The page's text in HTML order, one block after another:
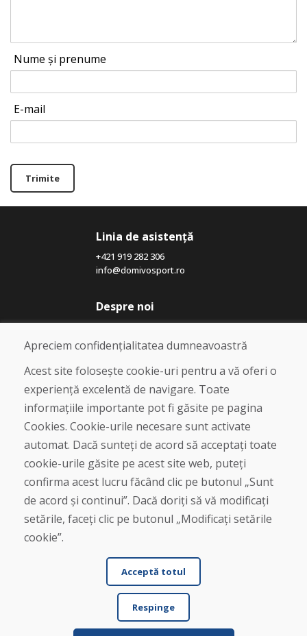
Nume și prenume
E-mail
Trimite
Linia de asistență
+421 919 282 306
info@domivosport.ro
Despre noi
Blog
Despre noi
Magazin
Contact
Cumpărare
Magazin online
Livrare și plată
Plângere
Retur și schimb de mărfuri
Protecția datelor cu caracter personal
Cookies
© DOMIVOSPORT 2026, Toate drepturile rezervate
Apreciem confidențialitatea dumneavoastră
Acest site folosește cookie-uri pentru a vă oferi o
experiență excelentă de navigare. Toate
informațiile importante pot fi găsite pe pagina
Cookies. Cookie-urile necesare sunt activate
automat. Dacă sunteți de acord să acceptați toate
cookie-urile găsite pe acest site web, puteți
confirma acest lucru făcând clic pe butonul „Sunt
de acord și continui”. Dacă doriți să vă modificați
setările, faceți clic pe butonul „Modificați setările
cookie”.
Acceptă totul
Respinge